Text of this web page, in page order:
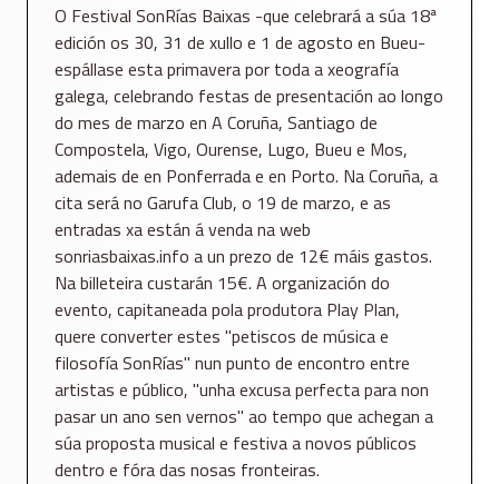
O Festival SonRías Baixas -que celebrará a súa 18ª
edición os 30, 31 de xullo e 1 de agosto en Bueu-
espállase esta primavera por toda a xeografía
galega, celebrando festas de presentación ao longo
do mes de marzo en A Coruña, Santiago de
Compostela, Vigo, Ourense, Lugo, Bueu e Mos,
ademais de en Ponferrada e en Porto. Na Coruña, a
cita será no Garufa Club, o 19 de marzo, e as
entradas xa están á venda na web
sonriasbaixas.info a un prezo de 12€ máis gastos.
Na billeteira custarán 15€. A organización do
evento, capitaneada pola produtora Play Plan,
quere converter estes "petiscos de música e
filosofía SonRías" nun punto de encontro entre
artistas e público, "unha excusa perfecta para non
pasar un ano sen vernos" ao tempo que achegan a
súa proposta musical e festiva a novos públicos
dentro e fóra das nosas fronteiras.